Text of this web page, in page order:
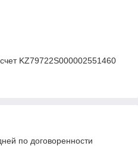
KZ79722S000002551460
по договоренности